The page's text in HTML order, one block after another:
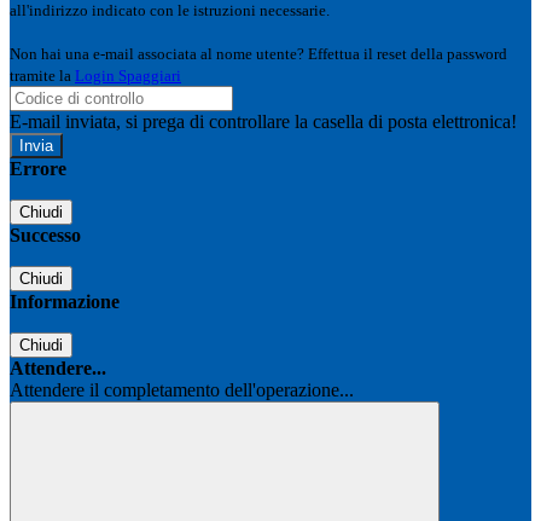
all'indirizzo indicato con le istruzioni necessarie.
Non hai una e-mail associata al nome utente? Effettua il reset della password
tramite la Login Spaggiari
E-mail inviata, si prega di controllare la casella di posta elettronica!
Errore
Chiudi
Successo
Chiudi
Informazione
Chiudi
Attendere...
Attendere il completamento dell'operazione...